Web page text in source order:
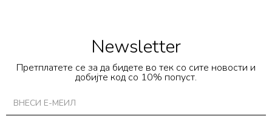
Newsletter
Претплатете се за да бидете во тек со сите новости и
добијте код со 10% попуст.